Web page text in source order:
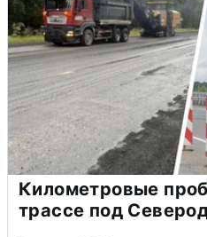
Километровые
трассе под